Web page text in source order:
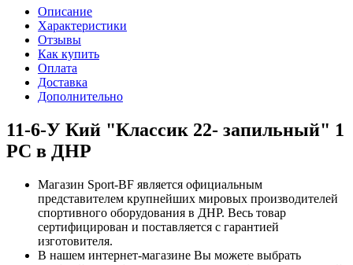
Описание
Характеристики
Отзывы
Как купить
Оплата
Доставка
Дополнительно
11-6-У Кий "Классик 22- запильный" 1
РС в ДНР
Магазин Sport-BF является официальным
представителем крупнейших мировых производителей
спортивного оборудования в ДНР. Весь товар
сертифицирован и поставляется с гарантией
изготовителя.
В нашем интернет-магазине Вы можете выбрать